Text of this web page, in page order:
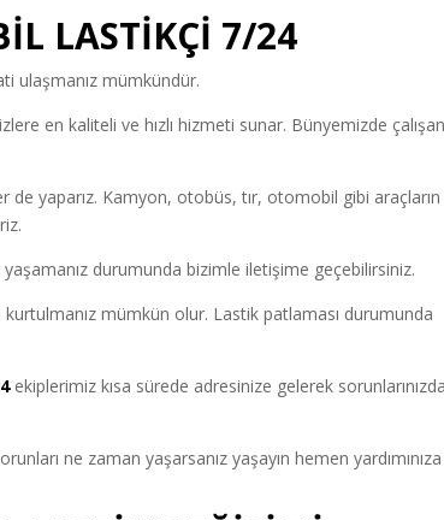
LASTİKÇİ 7/24
ulaşmanız mümkündür.
en kaliteli ve hızlı hizmeti sunar. Bünyemizde çalışan
yaparız. Kamyon, otobüs, tır, otomobil gibi araçların
yaşamanız durumunda bizimle iletişime geçebilirsiniz.
mümkün olur. Lastik patlaması durumunda
ekiplerimiz kısa sürede adresinize gelerek
ne zaman yaşarsanız yaşayın hemen yardımınıza